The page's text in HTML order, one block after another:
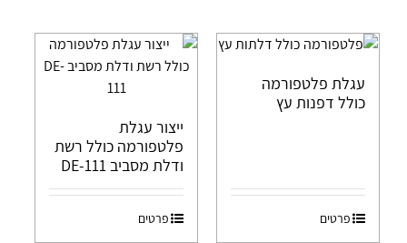
עגלת פלטפורמה
כולל דפנות עץ
פרטים
ייצור עגלת
פלטפורמה כולל רשת
ודלת מסביב DE-111
פרטים